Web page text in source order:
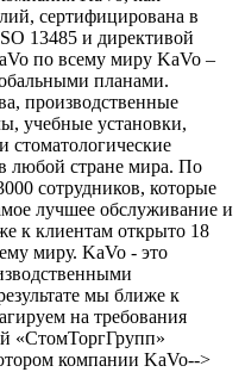
сертифицирована в
13485 и директивой
по всему миру KaVo –
планами.
производственные
учебные установки,
стоматологические
любой стране мира. По
сотрудников, которые
лучшее обслуживание и
к клиентам открыто 18
миру. KaVo - это
мы ближе к
на требования
«СтомТоргГрупп»
компании KaVo-->